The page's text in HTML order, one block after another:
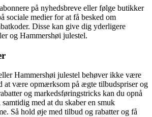
på nyhedsbreve eller følge butikker
sociale medier for at få besked om
Disse kan give dig yderligere
og Hammershøi julestel.
Hammershøi julestel behøver ikke være
at være opmærksom på ægte tilbudspriser og
og markedsføringstricks kan du opnå
samtidig med at du skaber en smuk
Så hold øje med tilbud og rabatter og få